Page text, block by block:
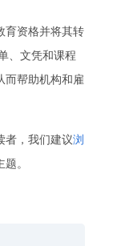
育资格并将其转
、文凭和课程
而帮助机构和雇
者，我们建议浏
。